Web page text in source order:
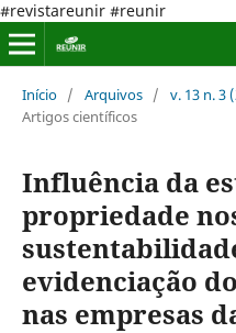
#revistareunir #reunir
Início / Arquivos / v. 13 n. 3
Artigos científicos
Influência da
propriedade
evidenciação
nas empresas